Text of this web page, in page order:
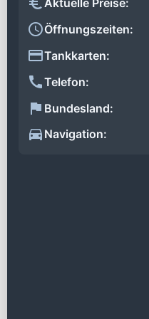
Aktuelle Preise:
Öffnungszeiten:
Tankkarten:
Telefon:
Bundesland:
Navigation: